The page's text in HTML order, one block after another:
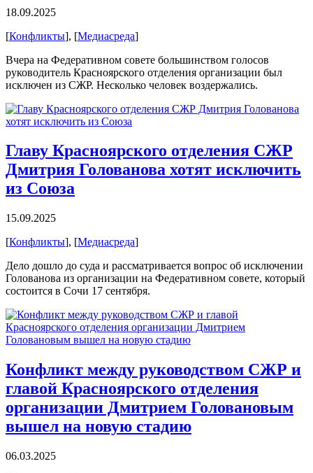
18.09.2025
[Конфликты], [Медиасреда]
Вчера на Федеративном совете большинством голосов
руководитель Красноярского отделения организации был
исключен из СЖР. Несколько человек воздержались.
Главу Красноярского отделения СЖР
Дмитрия Голованова хотят исключить
из Союза
15.09.2025
[Конфликты], [Медиасреда]
Дело дошло до суда и рассматривается вопрос об исключении
Голованова из организации на Федеративном совете, который
состоится в Сочи 17 сентября.
Конфликт между руководством СЖР и
главой Красноярского отделения
организации Дмитрием Головановым
вышел на новую стадию
06.03.2025